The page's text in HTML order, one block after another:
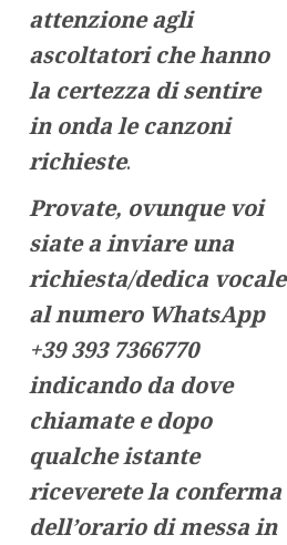
attenzione agli
ascoltatori che hanno
la certezza di sentire
in onda le canzoni
richieste.
Provate, ovunque voi
siate a inviare una
richiesta/dedica vocale
al numero WhatsApp
+39 393 7366770
indicando da dove
chiamate e dopo
qualche istante
riceverete la conferma
dell’orario di messa in